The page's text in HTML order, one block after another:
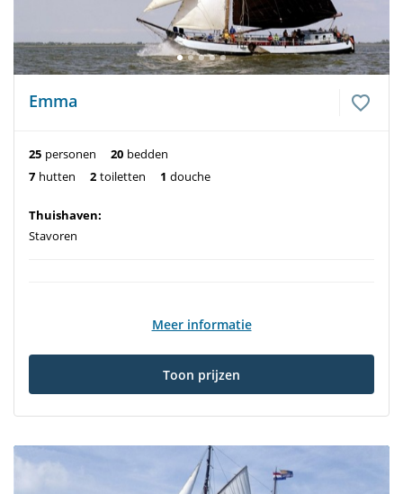
Emma
25 personen 20 bedden
7 hutten 2 toiletten 1 douche
Thuishaven:
Stavoren
Meer informatie
Toon prijzen